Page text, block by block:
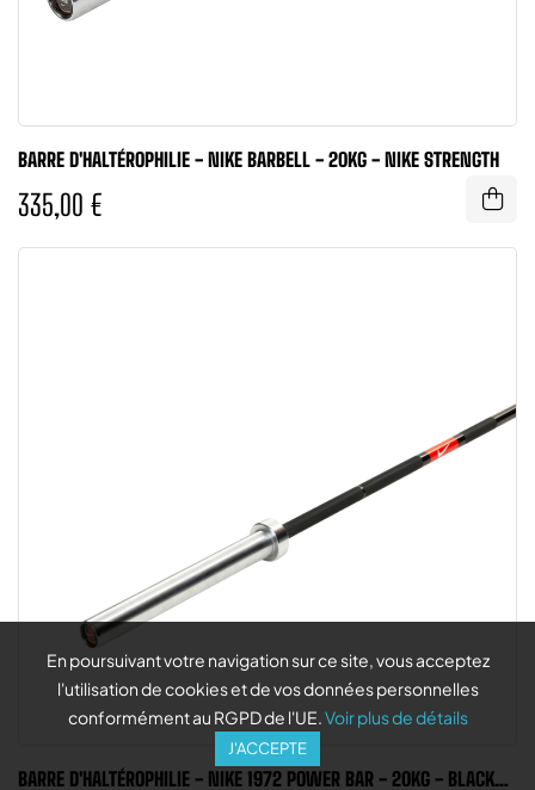
BARRE D'HALTÉROPHILIE - NIKE BARBELL - 20KG - NIKE STRENGTH
335,00 €
BARRE D'HALTÉROPHILIE - NIKE 1972 POWER BAR - 20KG - BLACK
En poursuivant votre navigation sur ce site, vous acceptez
l'utilisation de cookies et de vos données personnelles
conformément au RGPD de l'UE.Voir plus de détails
J'ACCEPTE